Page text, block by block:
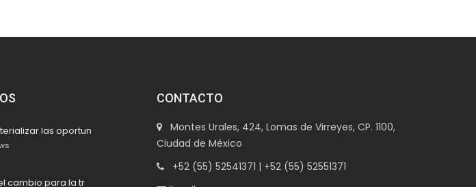
las oportun
cambio para la tr
CONTACTO
Montes Urales, 424, Lomas de Virreyes, CP. 1100,
Ciudad de México
+52 (55) 52541371 | +52 (55) 52551371